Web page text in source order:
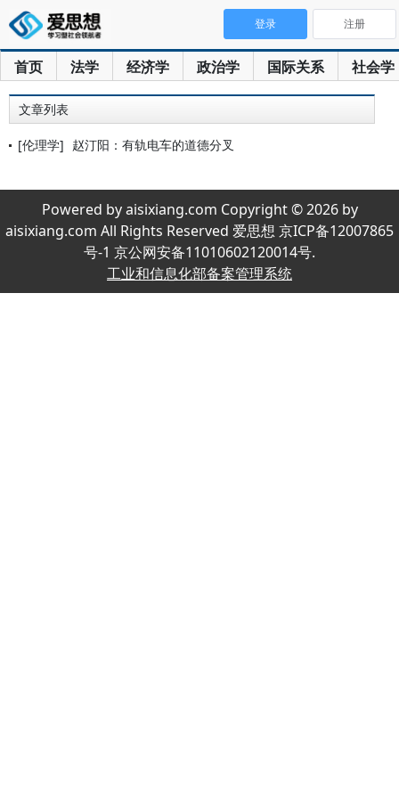
首页 法学 经济学 政治学 国际关系 社会学
登录 注册
文章列表
[伦理学] 赵汀阳：有轨电车的道德分叉
Powered by aisixiang.com Copyright © 2026 by
aisixiang.com All Rights Reserved 爱思想 京ICP备12007865
号-1 京公网安备11010602120014号.
工业和信息化部备案管理系统